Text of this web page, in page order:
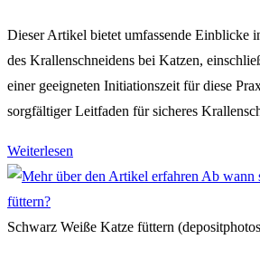
Dieser Artikel bietet umfassende Einblicke
des Krallenschneidens bei Katzen,
einer geeigneten Initiationszeit für diese
sorgfältiger Leitfaden für sicheres
Weiterlesen
wann
Krallen
Schwarz Weiße Katze füttern